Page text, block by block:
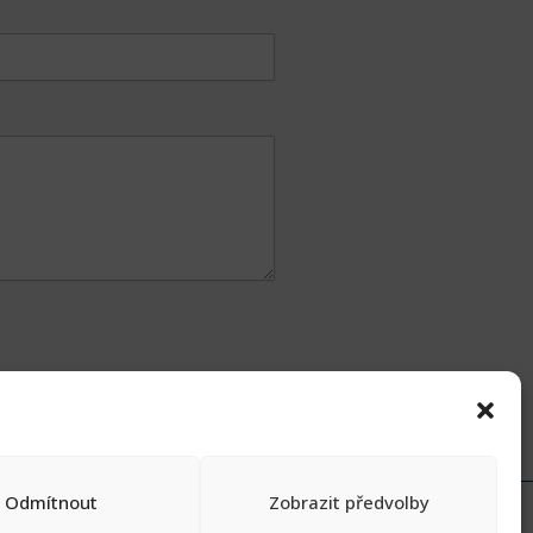
Odmítnout Zobrazit předvolby